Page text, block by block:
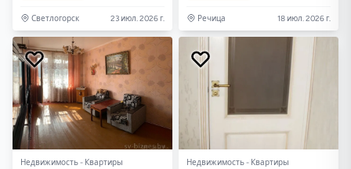
Светлогорск 23 июл. 2026 г. Речица 18 июл. 2026 г.
Недвижимость - Квартиры Недвижимость - Квартиры